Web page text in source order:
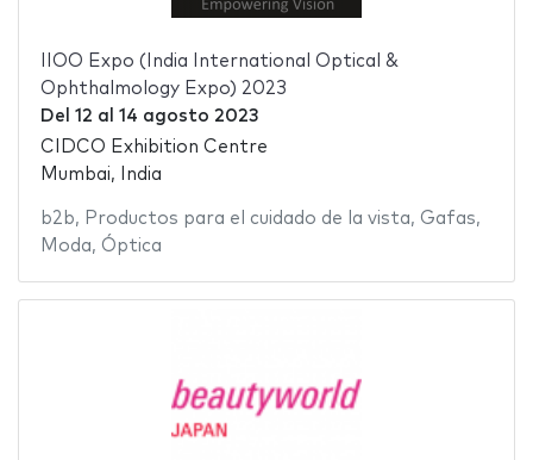
IIOO Expo (India International Optical &
Ophthalmology Expo) 2023
Del 12 al 14 agosto 2023
CIDCO Exhibition Centre
Mumbai, India
b2b, Productos para el cuidado de la vista, Gafas,
Moda, Óptica